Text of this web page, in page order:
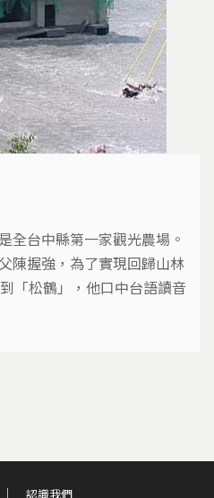
全台中縣第一家觀光農場。
陳握強，為了實現回歸山林
「松鶴」，他口中台語讀音
認識我們